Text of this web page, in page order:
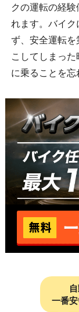
クの運転の経
れます。バイ
ず、安全運転
こしてしまっ
に乗ることを忘
一番